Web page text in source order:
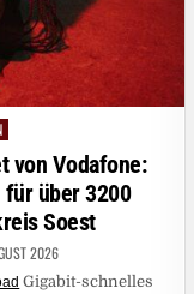
WG-
ALLTAG
OHNE
ELTERN
von Vodafone:
für über 3200
Soest
2026
Gigabit-schnelles